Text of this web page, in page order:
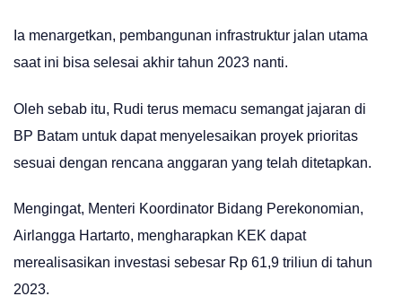
Ia menargetkan, pembangunan infrastruktur jalan utama
saat ini bisa selesai akhir tahun 2023 nanti.
Oleh sebab itu, Rudi terus memacu semangat jajaran di
BP Batam untuk dapat menyelesaikan proyek prioritas
sesuai dengan rencana anggaran yang telah ditetapkan.
Mengingat, Menteri Koordinator Bidang Perekonomian,
Airlangga Hartarto, mengharapkan KEK dapat
merealisasikan investasi sebesar Rp 61,9 triliun di tahun
2023.